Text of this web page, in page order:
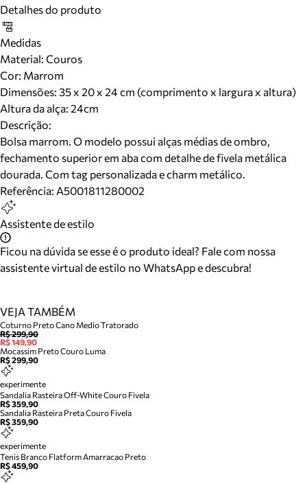
Detalhes do produto
Medidas
Material: Couros
Cor: Marrom
Dimensões: 35 x 20 x 24 cm (comprimento x largura x altura)
Altura da alça: 24cm
Descrição:
Bolsa marrom. O modelo possui alças médias de ombro,
fechamento superior em aba com detalhe de fivela metálica
dourada. Com tag personalizada e charm metálico.
Referência: A5001811280002
Assistente de estilo
Ficou na dúvida se esse é o produto ideal? Fale com nossa
assistente virtual de estilo no WhatsApp e descubra!
VEJA TAMBÉM
Coturno Preto Cano Medio Tratorado
R$ 299,90
R$ 149,90
Mocassim Preto Couro Luma
R$ 299,90
experimente
Sandalia Rasteira Off-White Couro Fivela
R$ 359,90
Sandalia Rasteira Preta Couro Fivela
R$ 359,90
experimente
Tenis Branco Flatform Amarracao Preto
R$ 459,90